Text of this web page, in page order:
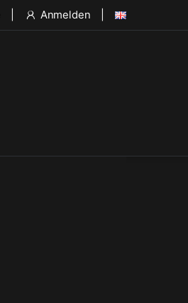
Anmelden